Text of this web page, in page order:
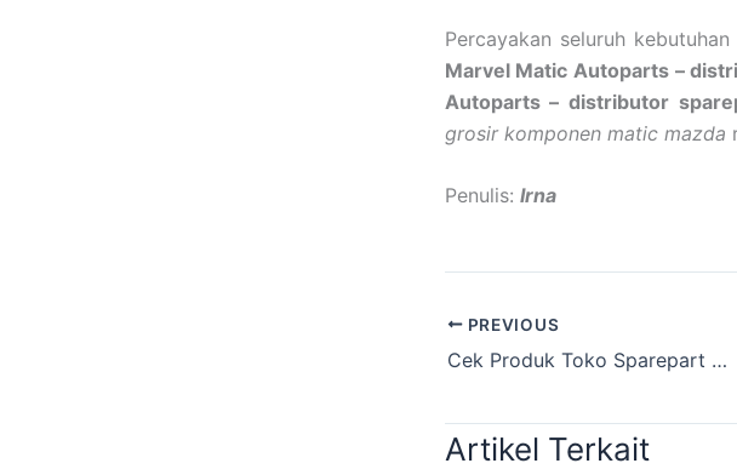
Percayakan seluruh
Marvel Matic Autoparts –
Autoparts – distributor
grosir komponen matic mazda
Penulis: Irna
PREVIOUS
Cek Produk Toko Sparepart Mobil Mazda Jakarta Pusat Yang Paling Awet
Artikel Terkait